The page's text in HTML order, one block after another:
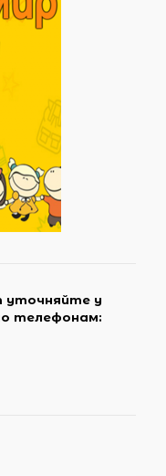
уточняйте у
телефонам: